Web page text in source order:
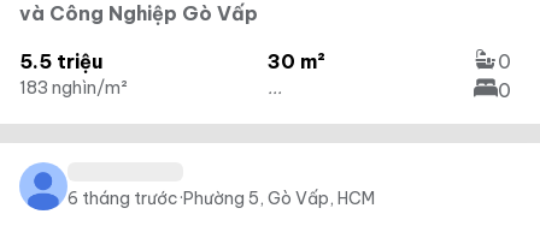
và Công Nghiệp Gò Vấp
5.5 triệu
183 nghìn/m²
30 m²
...
0
0
6 tháng trước·Phường 5, Gò Vấp, HCM